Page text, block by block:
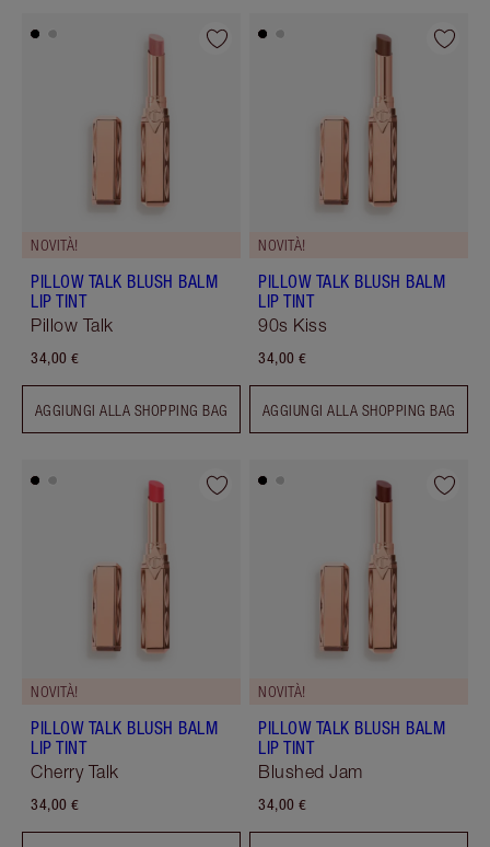
NOVITÀ!
PILLOW TALK BLUSH BALM
LIP TINT
Pillow Talk
34,00 €
AGGIUNGI ALLA SHOPPING BAG
NOVITÀ!
PILLOW TALK BLUSH BALM
LIP TINT
90s Kiss
34,00 €
AGGIUNGI ALLA SHOPPING BAG
NOVITÀ!
PILLOW TALK BLUSH BALM
LIP TINT
Cherry Talk
34,00 €
NOVITÀ!
PILLOW TALK BLUSH BALM
LIP TINT
Blushed Jam
34,00 €